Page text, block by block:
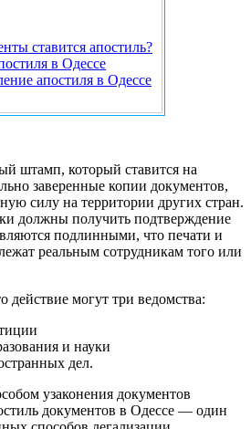
ставится апостиль?
в Одессе
апостиля в Одессе
штамп, который ставится на
заверенные копии документов,
силу на территории других стран.
должны получить подтверждение
подлинными, что печати и
реальным сотрудникам того или
действие могут три ведомства:
и науки
дел.
узаконения документов
документов в Одессе — один